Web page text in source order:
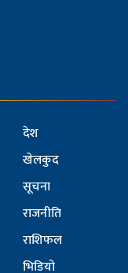
देश
खेलकुद
सूचना
राजनीति
राशिफल
भिडियो